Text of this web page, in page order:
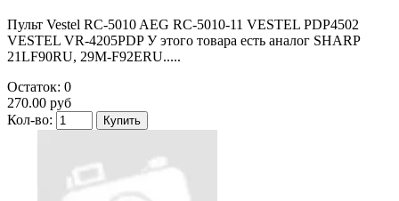
Пульт Vestel RC-5010 AEG RC-5010-11 VESTEL PDP4502
VESTEL VR-4205PDP У этого товара есть аналог SHARP
21LF90RU, 29M-F92ERU.....
Остаток: 0
270.00 руб
Кол-во: